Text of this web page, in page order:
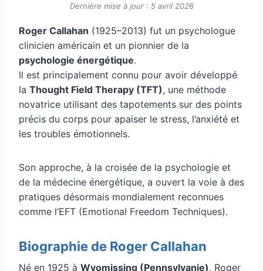
Dernière mise à jour : 5 avril 2026
Roger Callahan (1925–2013) fut un psychologue
clinicien américain et un pionnier de la
psychologie énergétique.
Il est principalement connu pour avoir développé
la Thought Field Therapy (TFT), une méthode
novatrice utilisant des tapotements sur des points
précis du corps pour apaiser le stress, l’anxiété et
les troubles émotionnels.
Son approche, à la croisée de la psychologie et
de la médecine énergétique, a ouvert la voie à des
pratiques désormais mondialement reconnues
comme l’EFT (Emotional Freedom Techniques).
Biographie de Roger Callahan
Né en 1925 à Wyomissing (Pennsylvanie), Roger